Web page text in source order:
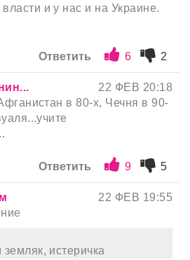
и у нас и на Украине.
Ответить 6 2
22 ФЕВ 20:18
в 80-х, Чечня в 90-
Ответить 9 5
22 ФЕВ 19:55
истеричка